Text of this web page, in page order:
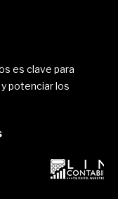
es clave para
potenciar los